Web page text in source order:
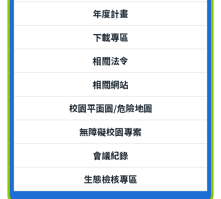
年度計畫
下載專區
相關法令
相關網站
校園平面圖/危險地圖
無障礙校園專案
會議紀錄
生態檢核專區